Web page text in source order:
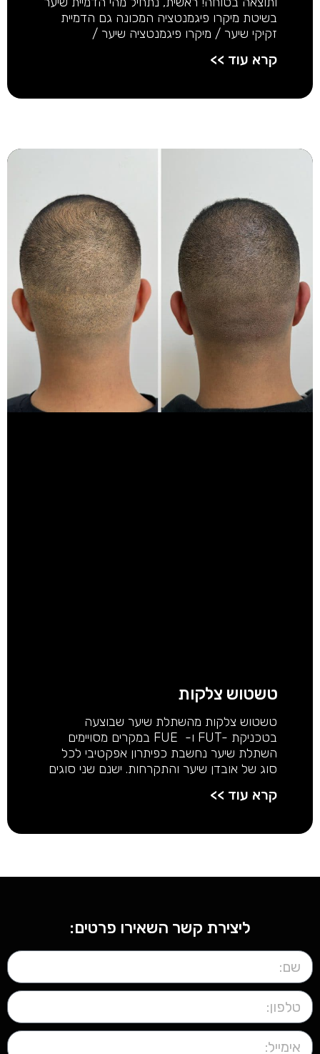
בשיטת מיקרו פיגמנטציה המכונה גם הדמיית
זקיקי שיער / מיקרו פיגמנטציה שיער /
קרא עוד >>
טשטוש צלקות
טשטוש צלקות מהשתלת שיער שבוצעה
בטכניקת -FUT ו- FUE במקרים מסויימים
השתלת שיער נחשבת כפיתרון אפקטיבי לכל
סוג של אובדן שיער והתקרחות. ישנם שני סוגים
קרא עוד >>
ליצירת קשר השאירו פרטים: